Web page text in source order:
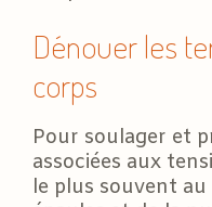
Dénouer les
corps
Pour soulager et
associées aux
le plus souvent